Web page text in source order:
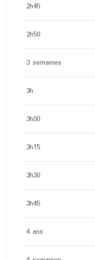
2h45
2h50
3 semaines
3h
3h00
3h15
3h30
3h45
4 ans